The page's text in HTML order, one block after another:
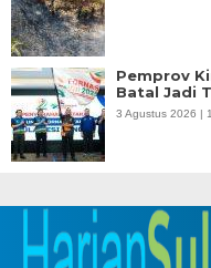
Pemprov
Batal Jadi
3 Agustus 2026 |